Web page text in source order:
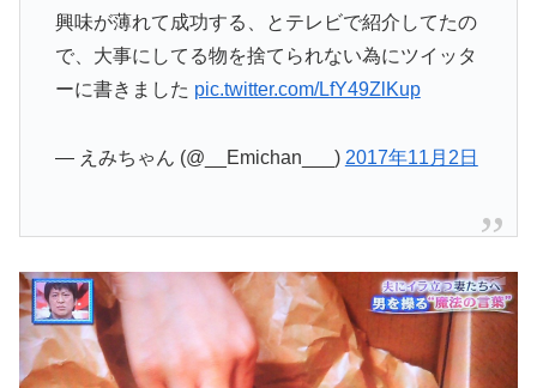
興味が薄れて成功する、とテレビで紹介してたの
で、大事にしてる物を捨てられない為にツイッタ
ーに書きました pic.twitter.com/LfY49ZlKup
— えみちゃん (@__Emichan___) 2017年11月2日